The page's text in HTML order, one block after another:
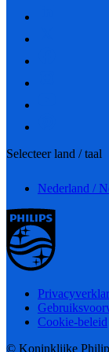
Selecteer land / taal
Nederland /
Cookie-beleid
© Koninklijke